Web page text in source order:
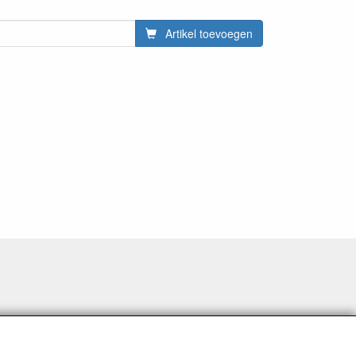
Artikel toevoegen